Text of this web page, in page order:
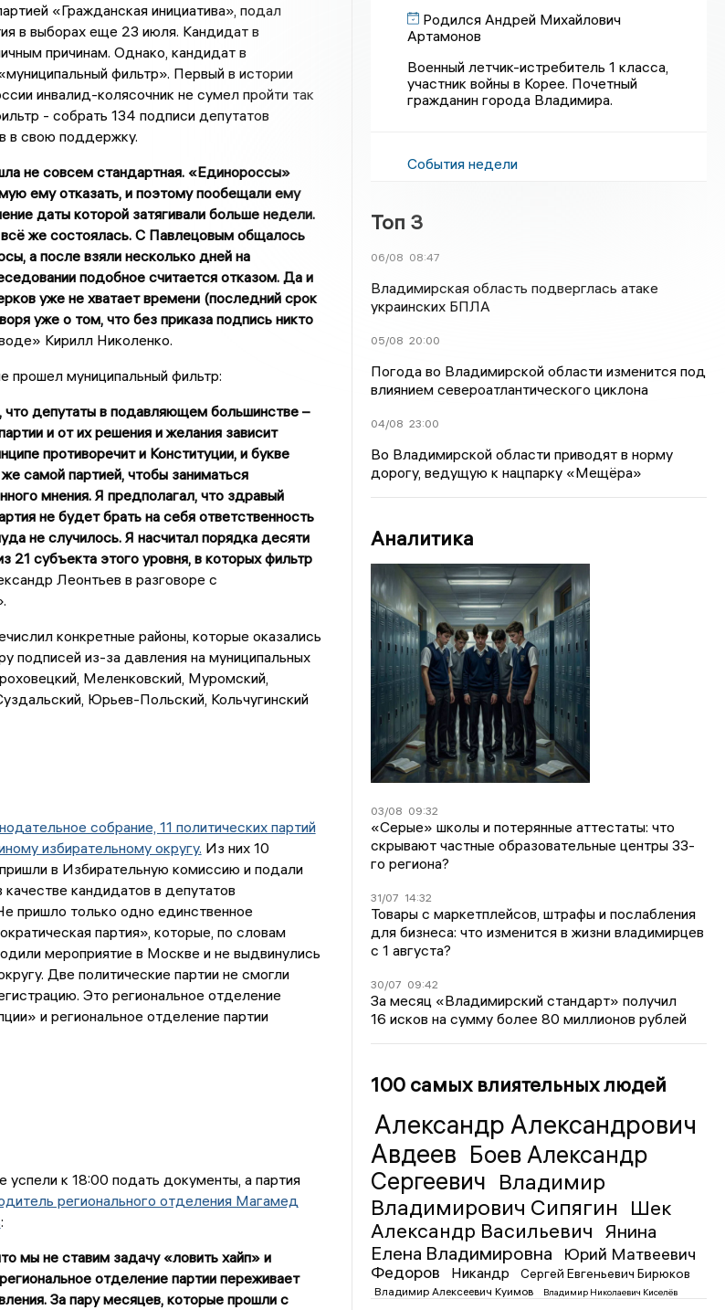
«Гражданская инициатива», подал
в выборах еще 23 июля. Кандидат в
причинам. Однако, кандидат в
фильтр». Первый в истории
инвалид-колясочник не сумел пройти так
- собрать 134 подписи депутатов
в свою поддержку.
не совсем стандартная. «Единороссы»
ему отказать, и поэтому пообещали ему
даты которой затягивали больше недели.
же состоялась. С Павлецовым общалось
а после взяли несколько дней на
подобное считается отказом. Да и
уже не хватает времени (последний срок
уже о том, что без приказа подпись никто
Кирилл Николенко.
прошел муниципальный фильтр:
депутаты в подавляющем большинстве –
и от их решения и желания зависит
противоречит и Конституции, и букве
самой партией, чтобы заниматься
мнения. Я предполагал, что здравый
не будет брать на себя ответственность
не случилось. Я насчитал порядка десяти
21 субъекта этого уровня, в которых фильтр
Леонтьев в разговоре с
конкретные районы, которые оказались
подписей из-за давления на муниципальных
Меленковский, Муромский,
Юрьев-Польский, Кольчугинский
собрание, 11 политических партий
избирательному округу. Из них 10
в Избирательную комиссию и подали
кандидатов в депутатов
пришло только одно единственное
партия», которые, по словам
мероприятие в Москве и не выдвинулись
Две политические партии не смогли
Это региональное отделение
и региональное отделение партии
успели к 18:00 подать документы, а партия
регионального отделения Магамед
:
мы не ставим задачу «ловить хайп» и
отделение партии переживает
За пару месяцев, которые прошли с
Родился Андрей Михайлович
Артамонов
Военный летчик-истребитель 1 класса,
участник войны в Корее. Почетный
гражданин города Владимира.
События недели
Топ 3
06/08 08:47
Владимирская область подверглась атаке
украинских БПЛА
05/08 20:00
Погода во Владимирской области изменится под
влиянием североатлантического циклона
04/08 23:00
Во Владимирской области приводят в норму
дорогу, ведущую к нацпарку «Мещёра»
Аналитика
03/08 09:32
«Серые» школы и потерянные аттестаты: что
скрывают частные образовательные центры 33-
го региона?
31/07 14:32
Товары с маркетплейсов, штрафы и послабления
для бизнеса: что изменится в жизни владимирцев
с 1 августа?
30/07 09:42
За месяц «Владимирский стандарт» получил
16 исков на сумму более 80 миллионов рублей
100 самых влиятельных людей
Александр Александрович
Авдеев Боев Александр
Сергеевич Владимир
Владимирович Сипягин Шек
Александр Васильевич
Янина
Елена Владимировна
Юрий Матвеевич
Федоров
Никандр Сергей Евгеньевич Бирюков
Владимир Алексеевич Куимов Владимир Николаевич Киселёв